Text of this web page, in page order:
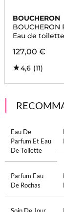
BOUCHERON
BOUCHERON
Eau de toilette
127,00 €
4,6 (11)
Eau De
Parfum Et Eau
De Toilette
Parfum Eau
De Rochas